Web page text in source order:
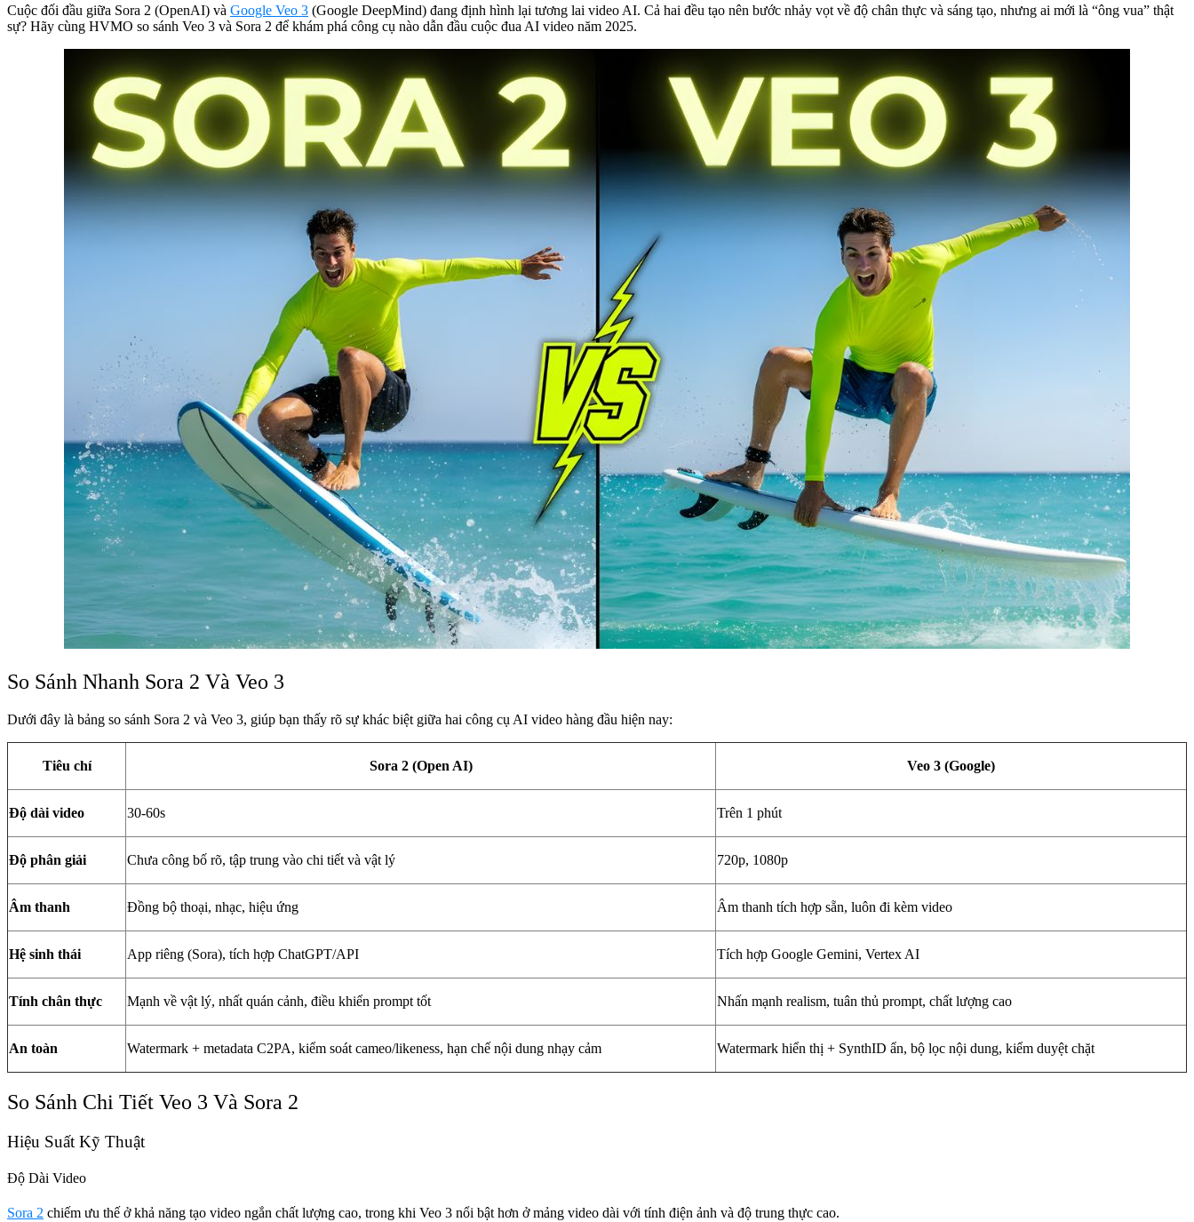
Cuộc đối đầu giữa Sora 2 (OpenAI) và Google Veo 3 (Google DeepMind) đang định hình lại tương lai video AI. Cả hai đều tạo nên bước nhảy vọt về độ chân thực và sáng tạo, nhưng ai mới là “ông vua” thật
sự? Hãy cùng HVMO so sánh Veo 3 và Sora 2 để khám phá công cụ nào dẫn đầu cuộc đua AI video năm 2025.
So Sánh Nhanh Sora 2 Và Veo 3
Dưới đây là bảng so sánh Sora 2 và Veo 3, giúp bạn thấy rõ sự khác biệt giữa hai công cụ AI video hàng đầu hiện nay:
Tiêu chí Sora 2 (Open AI) Veo 3 (Google)
Độ dài video 30-60s Trên 1 phút
Độ phân giải Chưa công bố rõ, tập trung vào chi tiết và vật lý 720p, 1080p
Âm thanh Đồng bộ thoại, nhạc, hiệu ứng Âm thanh tích hợp sẵn, luôn đi kèm video
Hệ sinh thái App riêng (Sora), tích hợp ChatGPT/API Tích hợp Google Gemini, Vertex AI
Tính chân thực Mạnh về vật lý, nhất quán cảnh, điều khiển prompt tốt Nhấn mạnh realism, tuân thủ prompt, chất lượng cao
An toàn Watermark + metadata C2PA, kiểm soát cameo/likeness, hạn chế nội dung nhạy cảm Watermark hiển thị + SynthID ẩn, bộ lọc nội dung, kiểm duyệt chặt
So Sánh Chi Tiết Veo 3 Và Sora 2
Hiệu Suất Kỹ Thuật
Độ Dài Video
Sora 2 chiếm ưu thế ở khả năng tạo video ngắn chất lượng cao, trong khi Veo 3 nổi bật hơn ở mảng video dài với tính điện ảnh và độ trung thực cao.